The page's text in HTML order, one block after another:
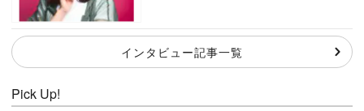
インタビュー記事一覧
Pick Up!